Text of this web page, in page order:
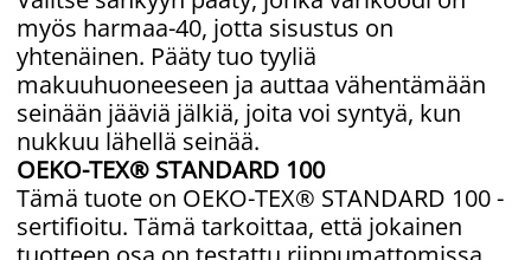
myös harmaa-40, jotta sisustus on
yhtenäinen. Pääty tuo tyyliä
makuuhuoneeseen ja auttaa vähentämään
seinään jääviä jälkiä, joita voi syntyä, kun
nukkuu lähellä seinää.
OEKO-TEX® STANDARD 100
Tämä tuote on OEKO-TEX® STANDARD 100 -
sertifioitu. Tämä tarkoittaa, että jokainen